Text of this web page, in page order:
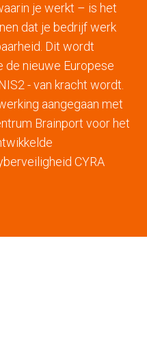
je werkt – is het
dat je bedrijf werk
Dit wordt
de nieuwe Europese
- van kracht wordt.
aangegaan met
Brainport voor het
CYRA